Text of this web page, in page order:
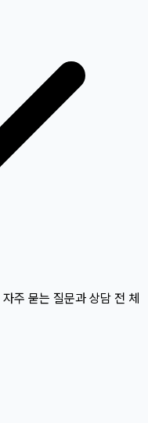
자주 묻는 질문과 상담 전 체